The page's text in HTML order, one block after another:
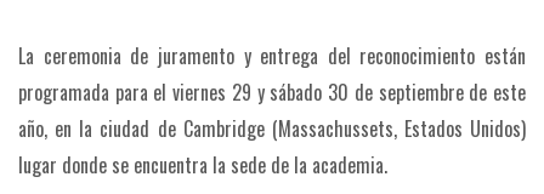
La ceremonia de juramento y entrega del reconocimiento están
programada para el viernes 29 y sábado 30 de septiembre de este
año, en la ciudad de Cambridge (Massachussets, Estados Unidos)
lugar donde se encuentra la sede de la academia.